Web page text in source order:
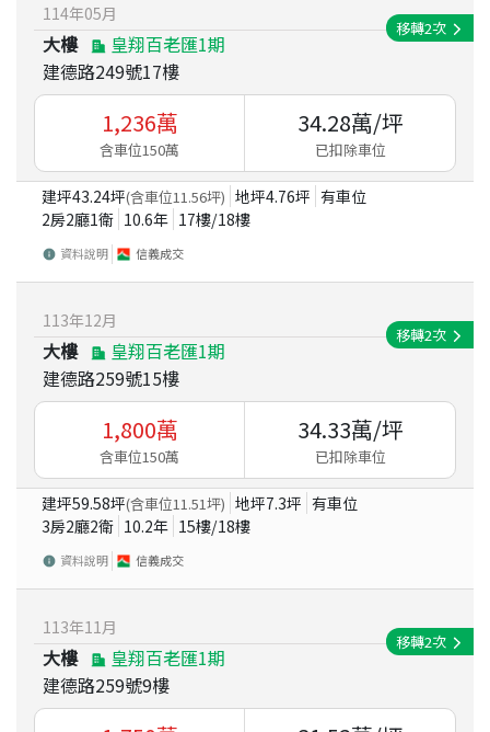
114年05月
大樓
皇翔百老匯1期
建德路249號17樓
移轉2次
1,236萬
含車位150萬
34.28萬/坪
已扣除車位
建坪43.24坪(含車位11.56坪) 地坪4.76坪 有車位
2房2廳1衛 10.6年 17樓/18樓
資料說明 信義成交
113年12月
大樓
皇翔百老匯1期
建德路259號15樓
移轉2次
1,800萬
含車位150萬
34.33萬/坪
已扣除車位
建坪59.58坪(含車位11.51坪) 地坪7.3坪 有車位
3房2廳2衛 10.2年 15樓/18樓
資料說明 信義成交
113年11月
大樓
皇翔百老匯1期
建德路259號9樓
移轉2次